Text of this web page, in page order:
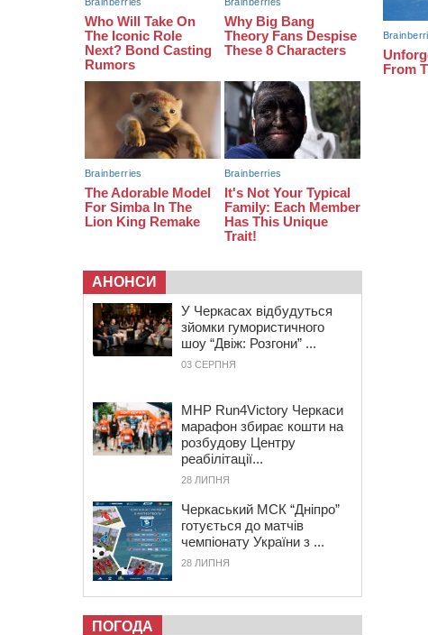
19:40 Бійці КОРДу Черкащини
повернулися з фронту: на зміну їм
вирушили побратими
АНОНСИ
У Черкасах відбудуться
зйомки гумористичного
шоу “Двіж: Розгони” ...
03 СЕРПНЯ
MHP Run4Victory Черкаси
марафон збирає кошти на
розбудову Центру
реабілітації...
28 ЛИПНЯ
Черкаський МСК “Дніпро”
готується до матчів
чемпіонату України з ...
28 ЛИПНЯ
ПОГОДА